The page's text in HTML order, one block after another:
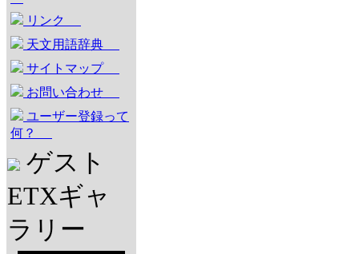
リンク
天文用語辞典
サイトマップ
お問い合わせ
ユーザー登録って
何？
ゲスト
ETXギャ
ラリー